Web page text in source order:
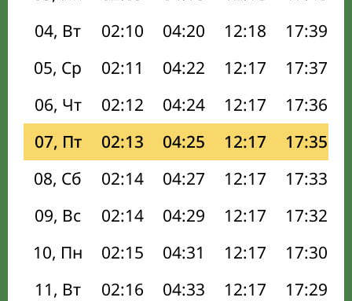
04, Вт
02:10 04:20 12:18 17:39
05, Ср
02:11 04:22 12:17 17:37
06, Чт
02:12 04:24 12:17 17:36
07, Пт
02:13 04:25 12:17 17:35
08, Сб
02:14 04:27 12:17 17:33
09, Вс
02:14 04:29 12:17 17:32
10, Пн
02:15 04:31 12:17 17:30
11, Вт
02:16 04:33 12:17 17:29